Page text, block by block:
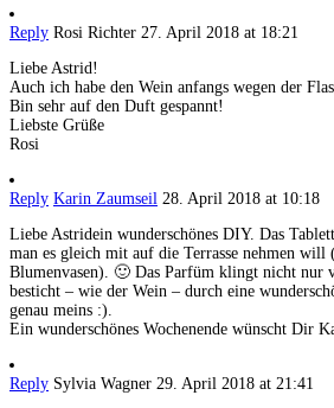
Reply Rosi Richter 27. April 2018 at 18:21
Liebe Astrid!
Auch ich habe den Wein anfangs wegen der
Bin sehr auf den Duft gespannt!
Liebste Grüße
Rosi
Reply Karin Zaumseil 28. April 2018 at 10:18
Liebe Astridein wunderschönes DIY. Das
man es gleich mit auf die Terrasse nehmen will
Blumenvasen). 🙂 Das Parfüm klingt nicht nur
besticht – wie der Wein – durch eine
genau meins :).
Ein wunderschönes Wochenende wünscht Dir
Reply Sylvia Wagner 29. April 2018 at 21:41